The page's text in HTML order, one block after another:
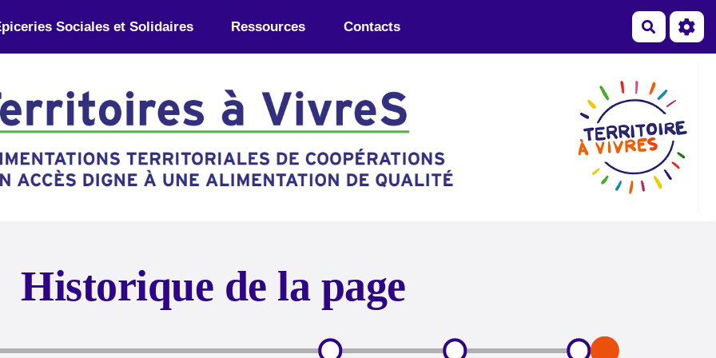
Sociales et Solidaires Ressources Contacts
Historique de la page